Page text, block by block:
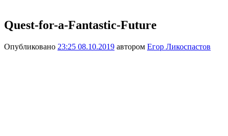
Quest-for-a-Fantastic-Future
Опубликовано 23:25 08.10.2019 автором Егор Ликоспастов